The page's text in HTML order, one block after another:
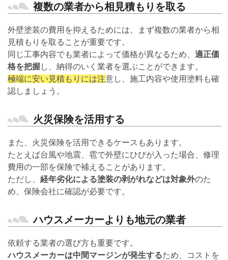
複数の業者から相見積もりを取る
外壁塗装の費用を抑えるためには、まず複数の業者から相
見積もりを取ることが重要です。
同じ工事内容でも業者によって価格が異なるため、 適正価
格を把握し、納得のいく業者を選ぶことができます。
極端に安い見積もりには注意し、施工内容や使用塗料も確
認しましょう。
火災保険を活用する
また、火災保険を活用できるケースもあります。
たとえば台風や地震、雹で外壁にひびが入った場合、修理
費用の一部を保険で補えることがあります。
ただし、 経年劣化による塗装の剥がれなどは対象外のた
め、保険会社に確認が必要です。
ハウスメーカーよりも地元の業者
依頼する業者の選び方も重要です。
ハウスメーカーは中間マージンが発生するため、コストを